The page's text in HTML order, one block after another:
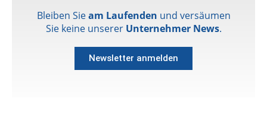
Bleiben Sieam Laufenden und versäumen
Sie keine unserer Unternehmer News.
Newsletter anmelden